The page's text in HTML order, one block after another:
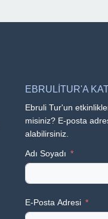
EBRULİTUR'A
Ebruli Tur'un
misiniz? E-posta
alabilirsiniz.
Adı Soyadı
E-Posta Adresi